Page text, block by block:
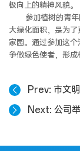
极向上的精神风貌。
参加植树的青
大绿化面积，是为
家园。通过参加这个
争做绿色使者，形成
Prev 市文
Next 公司